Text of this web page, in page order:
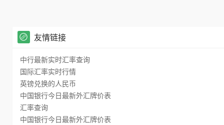
友情链接
中行最新实时汇率查询
国际汇率实时行情
英镑兑换的人民币
中国银行今日最新外汇牌价表
汇率查询
中国银行今日最新外汇牌价表